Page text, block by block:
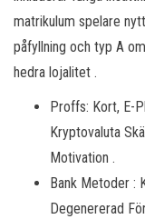
matrikulum spelare
påfyllning och typ A
hedra lojalitet .
Proffs: Kort, E-
Kryptovaluta
Motivation .
Bank Metoder :
Degenererad